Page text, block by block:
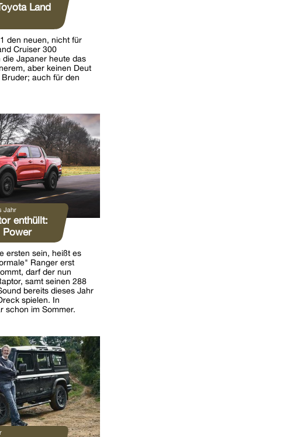
Land
den neuen, nicht für
Cruiser 300
Japaner heute das
aber keinen Deut
auch für den
Jahr
enthüllt:
Power
ersten sein, heißt es
Ranger erst
darf der nun
samt seinen 288
bereits dieses Jahr
spielen. In
schon im Sommer.